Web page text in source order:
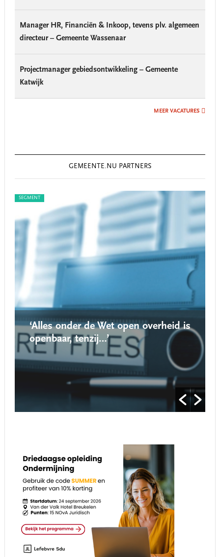
Manager HR, Financiën & Inkoop, tevens plv. algemeen
directeur – Gemeente Wassenaar
Projectmanager gebiedsontwikkeling – Gemeente
Katwijk
MEER VACATURES
GEMEENTE.NU PARTNERS
SEGMENT
‘Alles onder de Wet open overheid is
openbaar, tenzij…’